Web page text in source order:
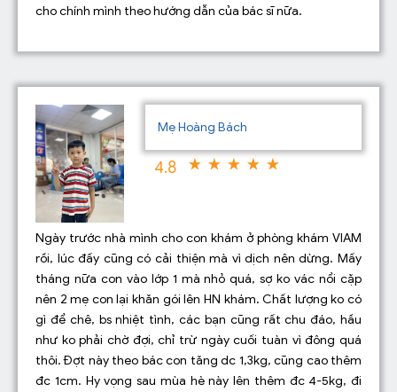
cho chính mình theo hướng dẫn của bác sĩ nữa.
Mẹ Hoàng Bách
4.8
Ngày trước nhà mình cho con khám ở phòng khám VIAM
rồi, lúc đấy cũng có cải thiện mà vì dịch nên dừng. Mấy
tháng nữa con vào lớp 1 mà nhỏ quá, sợ ko vác nổi cặp
nên 2 mẹ con lại khăn gói lên HN khám. Chất lượng ko có
gì để chê, bs nhiệt tình, các bạn cũng rất chu đáo, hầu
như ko phải chờ đợi, chỉ trừ ngày cuối tuàn vì đông quá
thôi. Đợt này theo bác con tăng dc 1,3kg, cũng cao thêm
đc 1cm. Hy vọng sau mùa hè này lên thêm đc 4-5kg, đi